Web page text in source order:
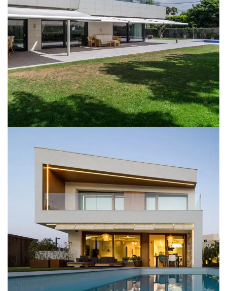
SgCarbonell
VIVIENDAS UNIFAMILIARES
SgLaPlana1
INTERIOR VIVIENDAS UNIFAMILIARES